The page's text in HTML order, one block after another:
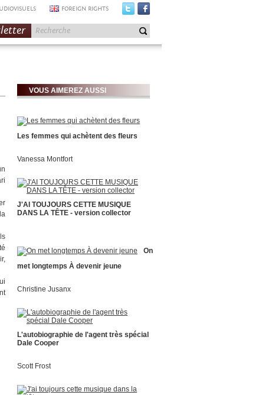
FOREIGN RIGHTS
VOUS AIMEREZ AUSSI
Les femmes qui achètent des fleurs
Vanessa Montfort
J'AI TOUJOURS CETTE MUSIQUE
DANS LA TÊTE - version collector
On
met longtemps À devenir jeune
Christine Jusanx
L'autobiographie de l'agent très spécial
Dale Cooper
Scott Frost